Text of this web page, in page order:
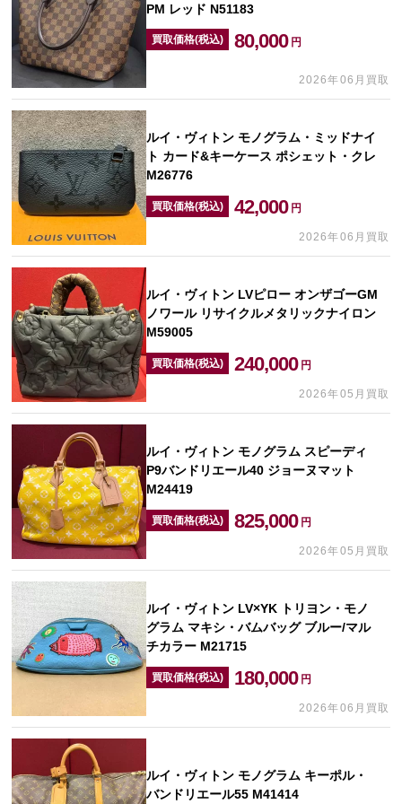
PM レッド N51183
買取価格(税込) 80,000 円
2026年06月買取
ルイ・ヴィトン モノグラム・ミッドナイ
ト カード&キーケース ポシェット・クレ
M26776
買取価格(税込) 42,000 円
2026年06月買取
ルイ・ヴィトン LVピロー オンザゴーGM
ノワール リサイクルメタリックナイロン
M59005
買取価格(税込) 240,000 円
2026年05月買取
ルイ・ヴィトン モノグラム スピーディ
P9バンドリエール40 ジョーヌマット
M24419
買取価格(税込) 825,000 円
2026年05月買取
ルイ・ヴィトン LV×YK トリヨン・モノ
グラム マキシ・バムバッグ ブルー/マル
チカラー M21715
買取価格(税込) 180,000 円
2026年06月買取
ルイ・ヴィトン モノグラム キーポル・
バンドリエール55 M41414